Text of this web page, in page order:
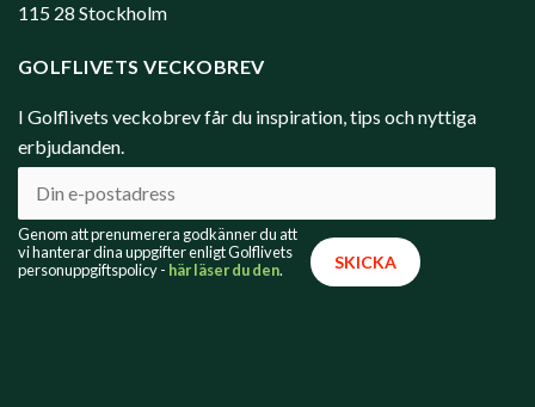
115 28 Stockholm
GOLFLIVETS VECKOBREV
I Golflivets veckobrev får du inspiration, tips och nyttiga
erbjudanden.
Genom att prenumerera godkänner du att
vi hanterar dina uppgifter enligt Golflivets
personuppgiftspolicy - här läser du den.